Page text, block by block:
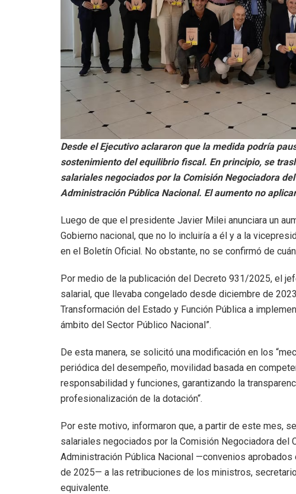
Desde el Ejecutivo aclararon que la medida podría
sostenimiento del equilibrio fiscal. En principio, se
salariales negociados por la Comisión Negociadora
Administración Pública Nacional. El aumento no
Luego de que el presidente Javier Milei anunciara un
Gobierno nacional, que no lo incluiría a él y a la
en el Boletín Oficial. No obstante, no se confirmó de
Por medio de la publicación del Decreto 931/2025, el
salarial, que llevaba congelado desde diciembre de
Transformación del Estado y Función Pública a
ámbito del Sector Público Nacional”.
De esta manera, se solicitó una modificación en los
periódica del desempeño, movilidad basada en
responsabilidad y funciones, garantizando la
profesionalización de la dotación“.
Por este motivo, informaron que, a partir de este mes,
salariales negociados por la Comisión Negociadora del
Administración Pública Nacional —convenios
de 2025— a las retribuciones de los ministros,
equivalente.